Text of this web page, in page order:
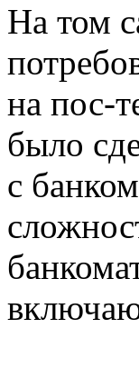
На том
на пос-
было
с